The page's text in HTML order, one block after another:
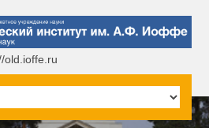
old.ioffe.ru